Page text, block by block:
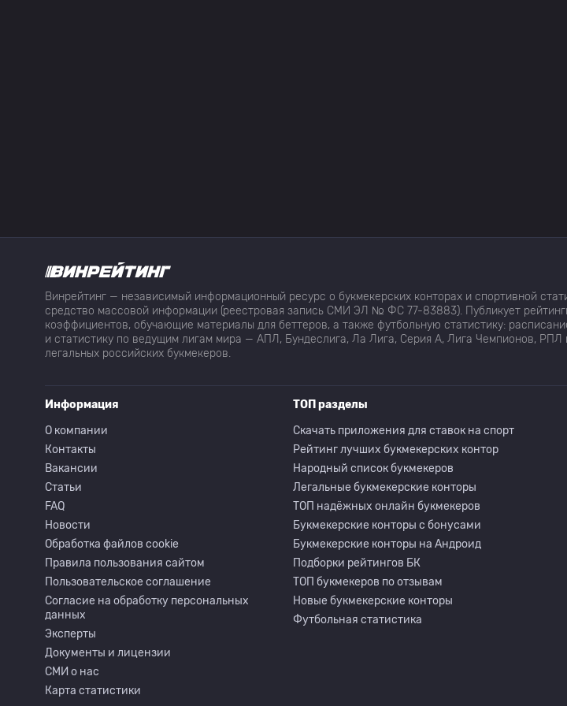
Винрейтинг — независимый информационный ресурс о букмекерских конторах и спортивной
средство массовой информации (реестровая запись СМИ ЭЛ № ФС 77-83883). Публикует
коэффициентов, обучающие материалы для беттеров, а также футбольную статистику:
и статистику по ведущим лигам мира — АПЛ, Бундеслига, Ла Лига, Серия А, Лига Чемпионов, РПЛ
легальных российских букмекеров.
Информация
О компании
Контакты
Вакансии
Статьи
FAQ
Новости
Обработка файлов cookie
Правила пользования сайтом
Пользовательское соглашение
Согласие на обработку персональных
данных
Эксперты
Документы и лицензии
СМИ о нас
Карта статистики
ТОП разделы
Скачать приложения для ставок на спорт
Рейтинг лучших букмекерских контор
Народный список букмекеров
Легальные букмекерские конторы
ТОП надёжных онлайн букмекеров
Букмекерские конторы с бонусами
Букмекерские конторы на Андроид
Подборки рейтингов БК
ТОП букмекеров по отзывам
Новые букмекерские конторы
Футбольная статистика